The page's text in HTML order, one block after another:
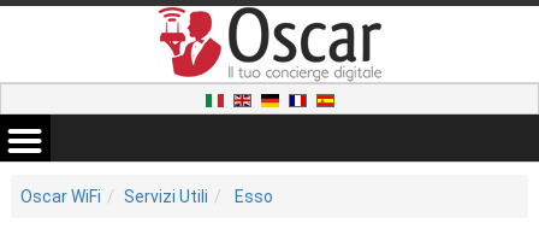
Oscar WiFi Servizi Utili Esso